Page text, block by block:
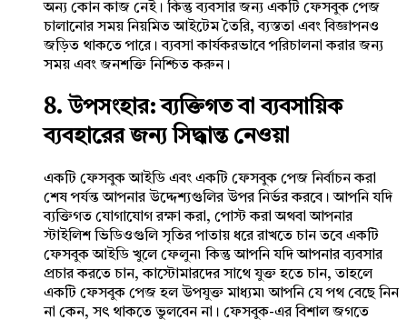
অন্য কোন কাজ নেই। কিন্তু ব্যবসার জন্য একটি ফেসবুক পেজ
চালানোর সময় নিয়মিত আইটেম তৈরি, ব্যস্ততা এবং বিজ্ঞাপনও
জড়িত থাকতে পারে। ব্যবসা কার্যকরভাবে পরিচালনা করার জন্য
সময় এবং জনশক্তি নিশ্চিত করুন।
8. উপসংহার: ব্যক্তিগত বা ব্যবসায়িক
ব্যবহারের জন্য সিদ্ধান্ত নেওয়া
একটি ফেসবুক আইডি এবং একটি ফেসবুক পেজ নির্বাচন করা
শেষ পর্যন্ত আপনার উদ্দেশ্যগুলির উপর নির্ভর করবে। আপনি যদি
ব্যক্তিগত যোগাযোগ রক্ষা করা, পোস্ট করা অথবা আপনার
স্টাইলিশ ভিডিওগুলি সৃতির পাতায় ধরে রাখতে চান তবে একটি
ফেসবুক আইডি খুলে ফেলুন৷ কিন্তু আপনি যদি আপনার ব্যবসার
প্রচার করতে চান, কাস্টোমারদের সাথে যুক্ত হতে চান, তাহলে
একটি ফেসবুক পেজ হল উপযুক্ত মাধ্যম৷ আপনি যে পথ বেছে নিন
না কেন, সৎ থাকতে ভুলবেন না। ফেসবুক-এর বিশাল জগতে